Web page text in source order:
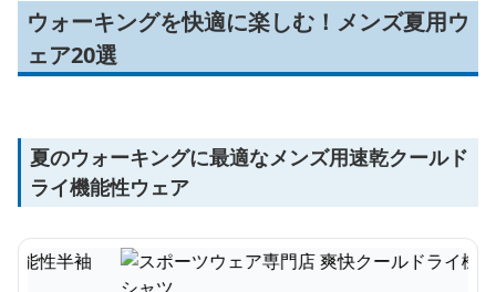
ウォーキングを快適に楽しむ！メンズ夏用ウ
ェア20選
夏のウォーキングに最適なメンズ用速乾クールド
ライ機能性ウェア